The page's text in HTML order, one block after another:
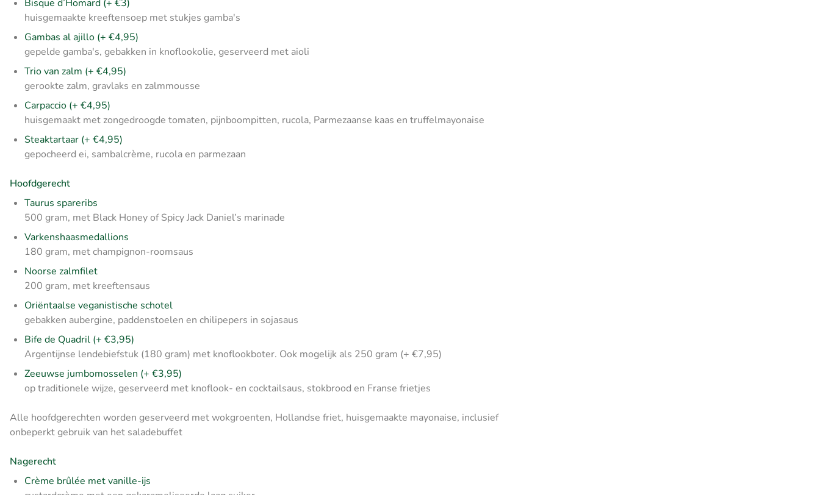
Bisque d’Homard (+ €3)
huisgemaakte kreeftensoep met stukjes gamba's
Gambas al ajillo (+ €4,95)
gepelde gamba's, gebakken in knoflookolie, geserveerd met aioli
Trio van zalm (+ €4,95)
gerookte zalm, gravlaks en zalmmousse
Carpaccio (+ €4,95)
huisgemaakt met zongedroogde tomaten, pijnboompitten, rucola, Parmezaanse kaas en truffelmayonaise
Steaktartaar (+ €4,95)
gepocheerd ei, sambalcrème, rucola en parmezaan
Hoofdgerecht
Taurus spareribs
500 gram, met Black Honey of Spicy Jack Daniel’s marinade
Varkenshaasmedallions
180 gram, met champignon-roomsaus
Noorse zalmfilet
200 gram, met kreeftensaus
Oriëntaalse veganistische schotel
gebakken aubergine, paddenstoelen en chilipepers in sojasaus
Bife de Quadril (+ €3,95)
Argentijnse lendebiefstuk (180 gram) met knoflookboter. Ook mogelijk als 250 gram (+ €7,95)
Zeeuwse jumbomosselen (+ €3,95)
op traditionele wijze, geserveerd met knoflook- en cocktailsaus, stokbrood en Franse frietjes
Alle hoofdgerechten worden geserveerd met wokgroenten, Hollandse friet, huisgemaakte mayonaise, inclusief
onbeperkt gebruik van het saladebuffet
Nagerecht
Crème brûlée met vanille-ijs